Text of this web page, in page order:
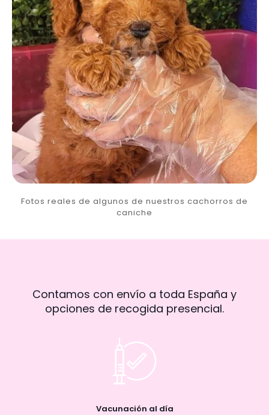
Fotos reales de algunos de nuestros cachorros de
caniche
Contamos con envío a toda España y
opciones de recogida presencial.
Vacunación al día